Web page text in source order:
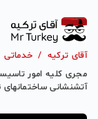
آقای ترکیه / خدماتی
مجری کلیه امور
آتشنشانی